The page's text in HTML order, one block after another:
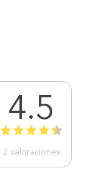
4.5
1 2 3 4 5
2 valoraciones